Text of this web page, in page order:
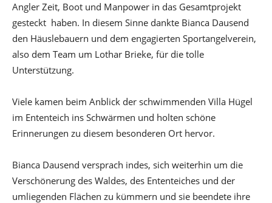
Angler Zeit, Boot und Manpower in das Gesamtprojekt
gesteckt haben. In diesem Sinne dankte Bianca Dausend
den Häuslebauern und dem engagierten Sportangelverein,
also dem Team um Lothar Brieke, für die tolle
Unterstützung.
Viele kamen beim Anblick der schwimmenden Villa Hügel
im Ententeich ins Schwärmen und holten schöne
Erinnerungen zu diesem besonderen Ort hervor.
Bianca Dausend versprach indes, sich weiterhin um die
Verschönerung des Waldes, des Ententeiches und der
umliegenden Flächen zu kümmern und sie beendete ihre